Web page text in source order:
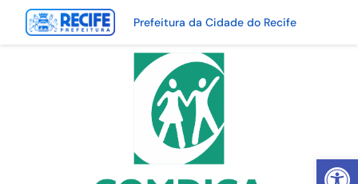
Abrir
Prefeitura da Cidade do Recife